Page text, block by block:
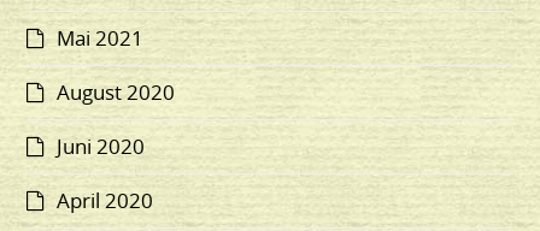
Mai 2021
August 2020
Juni 2020
April 2020